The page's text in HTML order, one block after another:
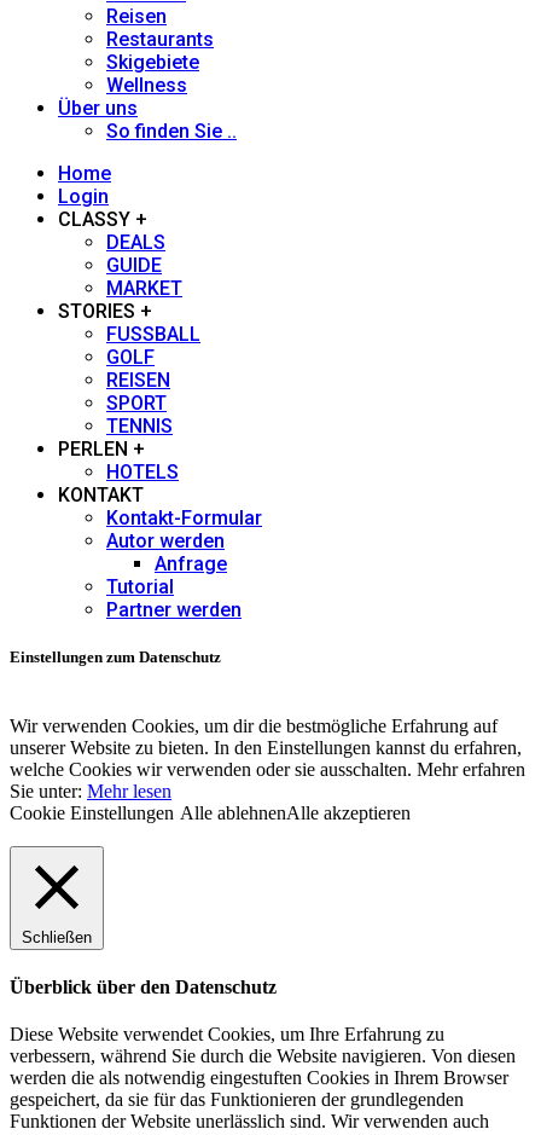
Heidi Siefert
Heiner Sieger
Hans-Herbert Holzamer
Johanna Stöckl
Jürgen Löhle
Jupp Suttner
Kathrin Thoma-Bregar
Katrin Groth
Lili Reisenbichler
Marion Vorbeck
Nicola Förg
Reise Redaktion
Sylvia Redlich
Reisen
Restaurants
Skigebiete
Wellness
Über uns
So finden Sie ..
Home
Login
CLASSY +
DEALS
GUIDE
MARKET
STORIES +
FUSSBALL
GOLF
REISEN
SPORT
TENNIS
PERLEN +
HOTELS
KONTAKT
Kontakt-Formular
Autor werden
Anfrage
Tutorial
Partner werden
Einstellungen zum Datenschutz
Wir verwenden Cookies, um dir die bestmögliche Erfahrung auf
unserer Website zu bieten. In den Einstellungen kannst du erfahren,
welche Cookies wir verwenden oder sie ausschalten. Mehr erfahren
Sie unter: Mehr lesen
Cookie Einstellungen Alle ablehnenAlle akzeptieren
Schließen
Überblick über den Datenschutz
Diese Website verwendet Cookies, um Ihre Erfahrung zu
verbessern, während Sie durch die Website navigieren. Von diesen
werden die als notwendig eingestuften Cookies in Ihrem Browser
gespeichert, da sie für das Funktionieren der grundlegenden
Funktionen der Website unerlässlich sind. Wir verwenden auch